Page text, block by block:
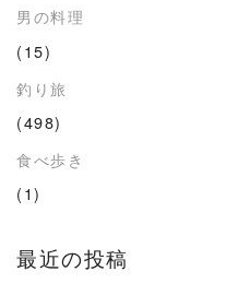
男の料理
(15)
釣り旅
(498)
食べ歩き
(1)
最近の投稿